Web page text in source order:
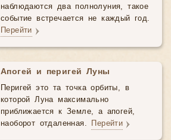
наблюдаются два полнолуния, такое
событие встречается не каждый год.
Перейти
Апогей и перигей Луны
Перигей это та точка орбиты, в
которой Луна максимально
приближается к Земле, а апогей,
наоборот отдаленная.
Перейти